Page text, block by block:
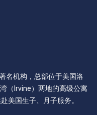
名机构，总部位于美国洛
（Irvine）两地的高级公寓
美国生子、月子服务。